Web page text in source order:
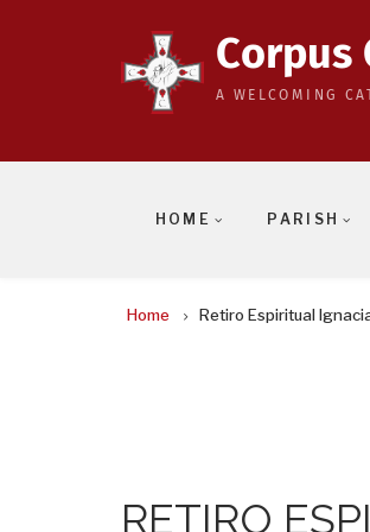
Corpus
A WELCOMING
HOME PARISH
Home Retiro Espiritual
RETIRO